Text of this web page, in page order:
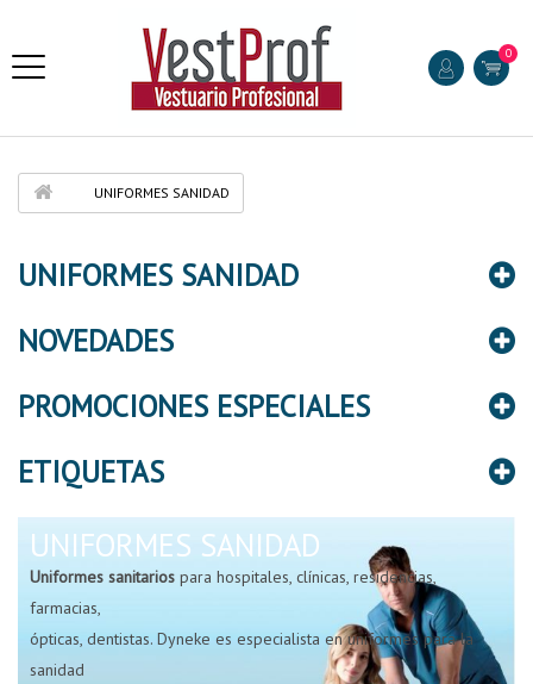
0
UNIFORMES SANIDAD
UNIFORMES SANIDAD
NOVEDADES
PROMOCIONES ESPECIALES
ETIQUETAS
UNIFORMES SANIDAD
Uniformes sanitarios para hospitales, clínicas, residencias,
farmacias,
ópticas, dentistas. Dyneke es especialista en uniformes para la
sanidad